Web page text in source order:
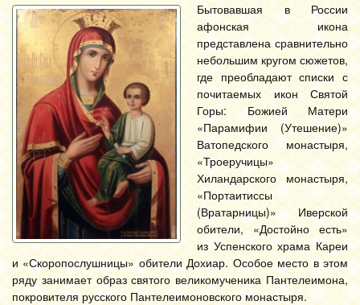
Бытовавшая в России
афонская икона
представлена сравнительно
небольшим кругом сюжетов,
где преобладают списки с
почитаемых икон Святой
Горы: Божией Матери
«Парамифии (Утешение)»
Ватопедского монастыря,
«Троеручицы»
Хиландарского монастыря,
«Портаитиссы
(Вратарницы)» Иверской
обители, «Достойно есть»
из Успенского храма Кареи
и «Скоропослушницы» обители Дохиар. Особое место в этом
ряду занимает образ святого великомученика Пантелеимона,
покровителя русского Пантелеимоновского монастыря.